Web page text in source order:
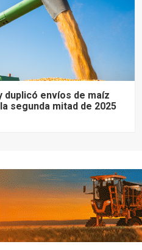
duplicó envíos de maíz
segunda mitad de 2025